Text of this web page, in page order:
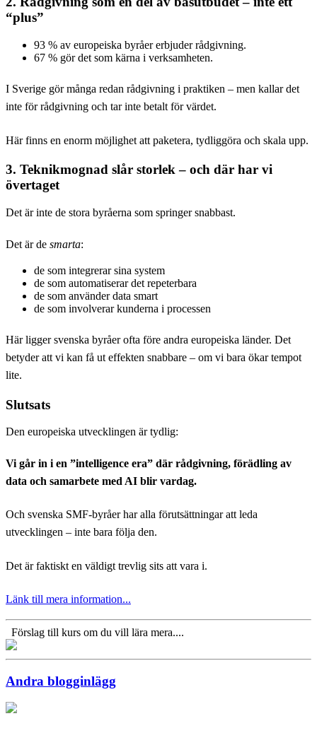
“plus”
93 % av europeiska byråer erbjuder rådgivning.
67 % gör det som kärna i verksamheten.
I Sverige gör många redan rådgivning i praktiken – men kallar det
inte för rådgivning och tar inte betalt för värdet.
Här finns en enorm möjlighet att paketera, tydliggöra och skala upp.
3. Teknikmognad slår storlek – och där har vi
övertaget
Det är inte de stora byråerna som springer snabbast.
Det är de smarta:
de som integrerar sina system
de som automatiserar det repeterbara
de som använder data smart
de som involverar kunderna i processen
Här ligger svenska byråer ofta före andra europeiska länder. Det
betyder att vi kan få ut effekten snabbare – om vi bara ökar tempot
lite.
Slutsats
Den europeiska utvecklingen är tydlig:
Vi går in i en ”intelligence era” där rådgivning, förädling av
data och samarbete med AI blir vardag.
Och svenska SMF-byråer har alla förutsättningar att leda
utvecklingen – inte bara följa den.
Det är faktiskt en väldigt trevlig sits att vara i.
Länk till mera information...
Förslag till kurs om du vill lära mera....
Andra blogginlägg